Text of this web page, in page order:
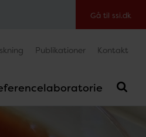
Gå til ssi.dk
Publikationer Kontakt